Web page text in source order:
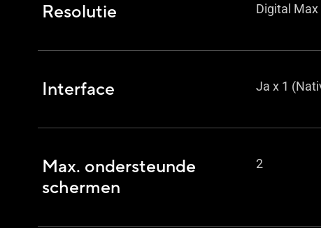
Resolutie Digital
Interface Ja x 1
Max. ondersteunde
schermen
2